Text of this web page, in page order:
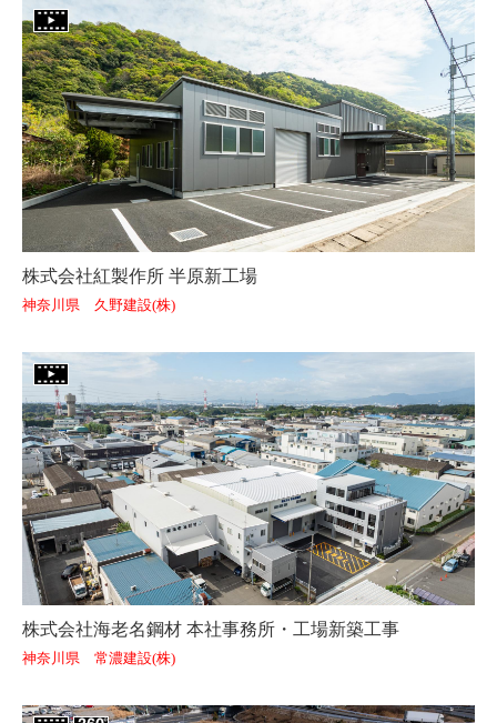
株式会社紅製作所 半原新工場
神奈川県 久野建設(株)
株式会社海老名鋼材 本社事務所・工場新築工事
神奈川県 常濃建設(株)